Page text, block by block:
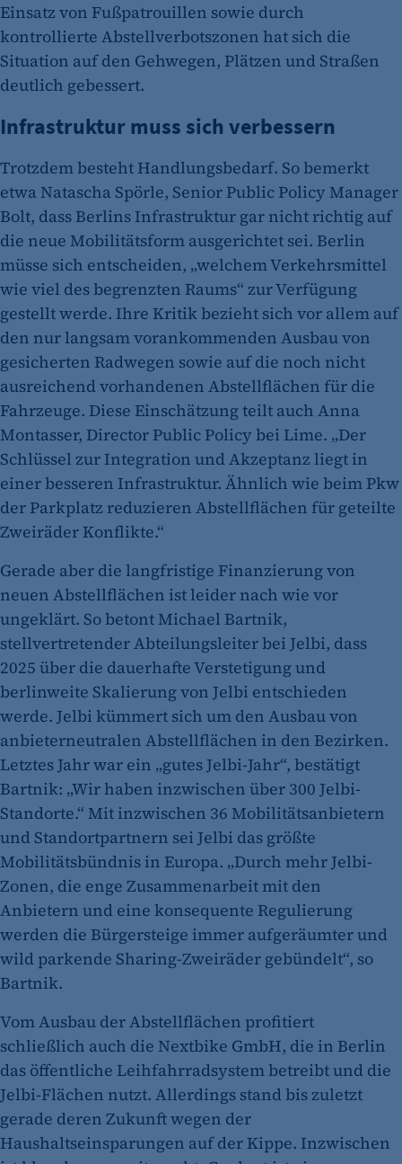
Einsatz von Fußpatrouillen sowie durch
kontrollierte Abstellverbotszonen hat sich die
Situation auf den Gehwegen, Plätzen und Straßen
deutlich gebessert.
Infrastruktur muss sich verbessern
Trotzdem besteht Handlungsbedarf. So bemerkt
etwa Natascha Spörle, Senior Public Policy Manager
Bolt, dass Berlins Infrastruktur gar nicht richtig auf
die neue Mobilitätsform ausgerichtet sei. Berlin
müsse sich entscheiden, „welchem Verkehrsmittel
wie viel des begrenzten Raums“ zur Verfügung
gestellt werde. Ihre Kritik bezieht sich vor allem auf
den nur langsam vorankommenden Ausbau von
gesicherten Radwegen sowie auf die noch nicht
ausreichend vorhandenen Abstellflächen für die
Fahrzeuge. Diese Einschätzung teilt auch Anna
Montasser, Director Public Policy bei Lime. „Der
Schlüssel zur Integration und Akzeptanz liegt in
einer besseren Infrastruktur. Ähnlich wie beim Pkw
der Parkplatz reduzieren Abstellflächen für geteilte
Zweiräder Konflikte.“
Gerade aber die langfristige Finanzierung von
neuen Abstellflächen ist leider nach wie vor
ungeklärt. So betont Michael Bartnik,
stellvertretender Abteilungsleiter bei Jelbi, dass
2025 über die dauerhafte Verstetigung und
berlinweite Skalierung von Jelbi entschieden
werde. Jelbi kümmert sich um den Ausbau von
anbieterneutralen Abstellflächen in den Bezirken.
Letztes Jahr war ein „gutes Jelbi-Jahr“, bestätigt
Bartnik: „Wir haben inzwischen über 300 Jelbi-
Standorte.“ Mit inzwischen 36 Mobilitätsanbietern
und Standortpartnern sei Jelbi das größte
Mobilitätsbündnis in Europa. „Durch mehr Jelbi-
Zonen, die enge Zusammenarbeit mit den
Anbietern und eine konsequente Regulierung
werden die Bürgersteige immer aufgeräumter und
wild parkende Sharing-Zweiräder gebündelt“, so
Bartnik.
Vom Ausbau der Abstellflächen profitiert
schließlich auch die Nextbike GmbH, die in Berlin
das öffentliche Leihfahrradsystem betreibt und die
Jelbi-Flächen nutzt. Allerdings stand bis zuletzt
gerade deren Zukunft wegen der
Haushaltseinsparungen auf der Kippe. Inzwischen